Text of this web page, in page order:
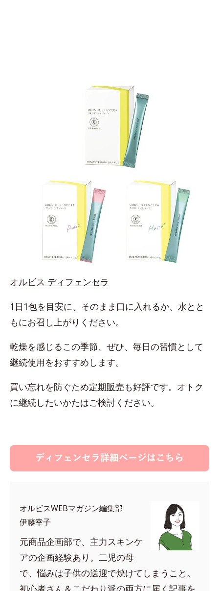
オルビス ディフェンセラ
1日1包を目安に、そのまま口に入れるか、水とと
もにお召し上がりください。
乾燥を感じるこの季節、ぜひ、毎日の習慣として
継続使用をおすすめします。
買い忘れを防ぐため定期販売も好評です。オトク
に継続したいかたはご検討ください。
オルビスWEBマガジン編集部
伊藤幸子
元商品企画部で、主力スキンケ
アの企画経験あり。二児の母
で、悩みは子供の送迎で焼けてしまうこと。
初心者さん＆こだわり派の両方に届く記事を